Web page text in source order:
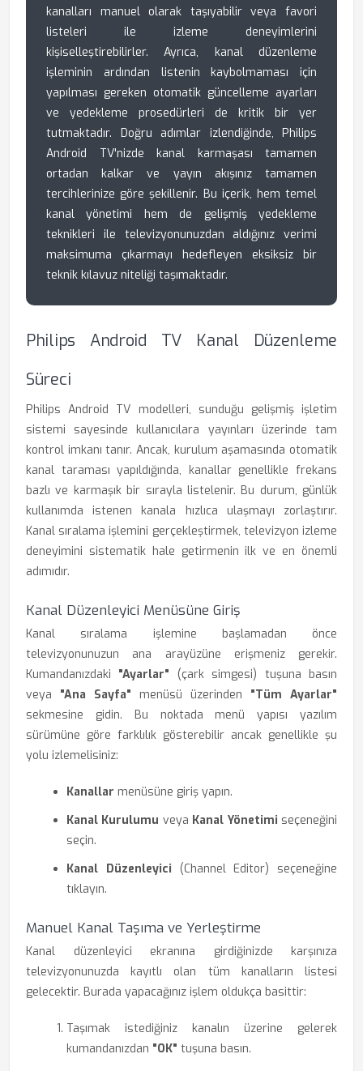
kanalları manuel olarak taşıyabilir veya favori
listeleri ile izleme deneyimlerini
kişiselleştirebilirler. Ayrıca, kanal düzenleme
işleminin ardından listenin kaybolmaması için
yapılması gereken otomatik güncelleme ayarları
ve yedekleme prosedürleri de kritik bir yer
tutmaktadır. Doğru adımlar izlendiğinde, Philips
Android TV'nizde kanal karmaşası tamamen
ortadan kalkar ve yayın akışınız tamamen
tercihlerinize göre şekillenir. Bu içerik, hem temel
kanal yönetimi hem de gelişmiş yedekleme
teknikleri ile televizyonunuzdan aldığınız verimi
maksimuma çıkarmayı hedefleyen eksiksiz bir
teknik kılavuz niteliği taşımaktadır.
Philips Android TV Kanal Düzenleme
Süreci
Philips Android TV modelleri, sunduğu gelişmiş işletim
sistemi sayesinde kullanıcılara yayınları üzerinde tam
kontrol imkanı tanır. Ancak, kurulum aşamasında otomatik
kanal taraması yapıldığında, kanallar genellikle frekans
bazlı ve karmaşık bir sırayla listelenir. Bu durum, günlük
kullanımda istenen kanala hızlıca ulaşmayı zorlaştırır.
Kanal sıralama işlemini gerçekleştirmek, televizyon izleme
deneyimini sistematik hale getirmenin ilk ve en önemli
adımıdır.
Kanal Düzenleyici Menüsüne Giriş
Kanal sıralama işlemine başlamadan önce
televizyonunuzun ana arayüzüne erişmeniz gerekir.
Kumandanızdaki "Ayarlar" (çark simgesi) tuşuna basın
veya "Ana Sayfa" menüsü üzerinden "Tüm Ayarlar"
sekmesine gidin. Bu noktada menü yapısı yazılım
sürümüne göre farklılık gösterebilir ancak genellikle şu
yolu izlemelisiniz:
Kanallar menüsüne giriş yapın.
Kanal Kurulumu veya Kanal Yönetimi seçeneğini
seçin.
Kanal Düzenleyici (Channel Editor) seçeneğine
tıklayın.
Manuel Kanal Taşıma ve Yerleştirme
Kanal düzenleyici ekranına girdiğinizde karşınıza
televizyonunuzda kayıtlı olan tüm kanalların listesi
gelecektir. Burada yapacağınız işlem oldukça basittir:
Taşımak istediğiniz kanalın üzerine gelerek
kumandanızdan "OK" tuşuna basın.